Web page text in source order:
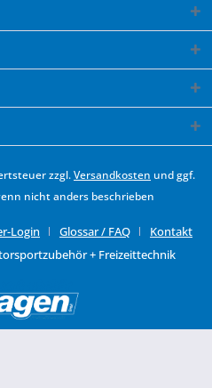
zzgl.Versandkosten und ggf.
nicht anders beschrieben
Login Glossar / FAQ
Kontakt
+ Freizeittechnik